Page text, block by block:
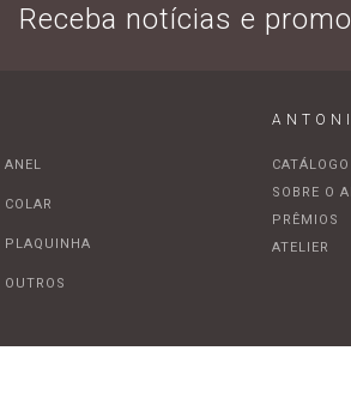
Receba notícias e
ANEL
COLAR
PLAQUINHA
OUTROS
CATÁLOGO
SOBRE O
PRÊMIOS
ATELIER